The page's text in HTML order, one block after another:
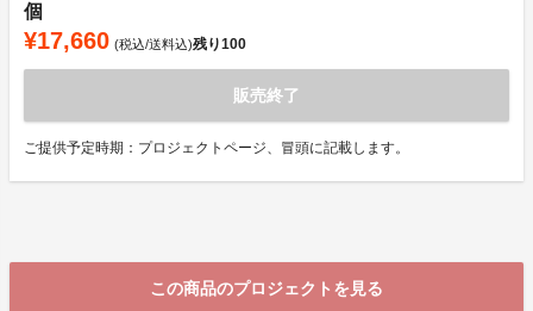
個
¥17,660 (税込/送料込)残り100
販売終了
ご提供予定時期：プロジェクトページ、冒頭に記載します。
この商品のプロジェクトを見る